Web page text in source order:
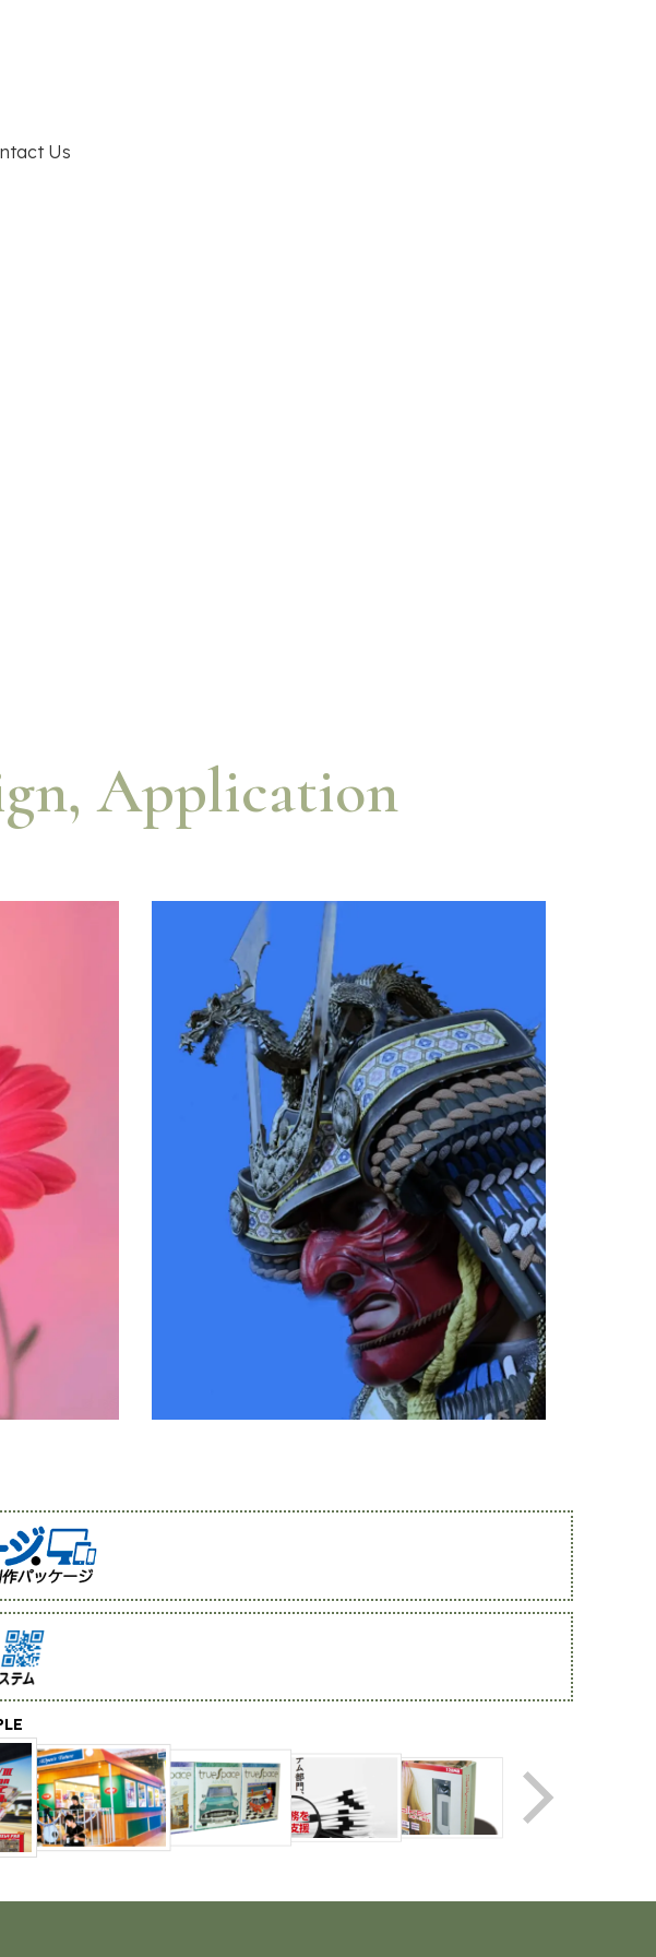
Us
Application
Application